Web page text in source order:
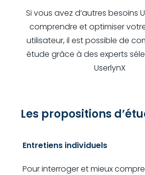
Si vous avez d’autres besoins
comprendre et optimiser
utilisateur, il est possible de
étude grâce à des experts
UserlynX
Les propositions
Entretiens individuels
Pour interroger et mieux